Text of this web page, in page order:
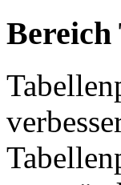
Bereich